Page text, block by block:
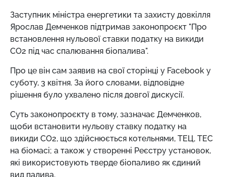
Заступник міністра енергетики та захисту довкілля
Ярослав Демченков підтримав законопроєкт "Про
встановлення нульової ставки податку на викиди
СО2 під час спалювання біопалива".
Про це він сам заявив на свої сторінці у Facebook у
суботу, 3 квітня. За його словами, відповідне
рішення було ухвалено після довгої дискусії.
Суть законопроєкту в тому, зазначає Демченков,
щоби встановити нульову ставку податку на
викиди СО2, що здійснюється котельнями, ТЕЦ, ТЕС
на біомасі; а також у створенні Реєстру установок,
які використовують тверде біопаливо як єдиний
вид палива.